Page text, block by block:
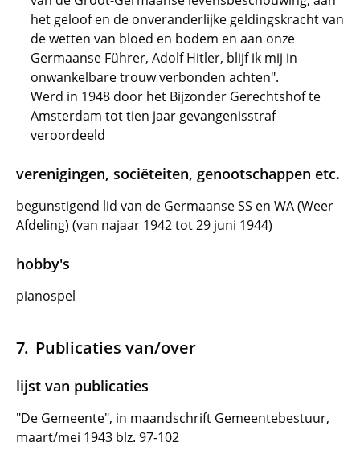
het geloof en de onveranderlijke geldingskracht van
de wetten van bloed en bodem en aan onze
Germaanse Führer, Adolf Hitler, blijf ik mij in
onwankelbare trouw verbonden achten".
Werd in 1948 door het Bijzonder Gerechtshof te
Amsterdam tot tien jaar gevangenisstraf
veroordeeld
verenigingen, sociëteiten, genootschappen etc.
begunstigend lid van de Germaanse SS en WA (Weer
Afdeling) (van najaar 1942 tot 29 juni 1944)
hobby's
pianospel
Publicaties van/over
lijst van publicaties
"De Gemeente", in maandschrift Gemeentebestuur,
maart/mei 1943 blz. 97-102